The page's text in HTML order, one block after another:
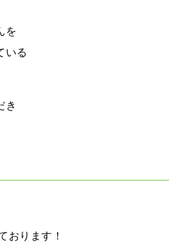
を
いる
き
おります！